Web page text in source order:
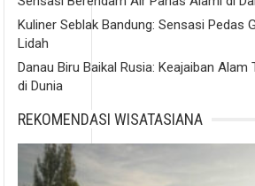
Kuliner Seblak Bandung: Sensasi Pedas
Lidah
Danau Biru Baikal Rusia: Keajaiban
di Dunia
REKOMENDASI WISATASIANA